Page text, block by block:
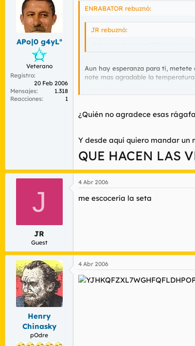
APo|0 g4yLº
Veterano
Registro
20 Feb 2006
Mensajes
1.318
Reacciones
1
ENRABATOR rebuznó:
JR rebuznó:
deberia estar permitido el
Aun hay esperanza para ti,
note mas agradable la
"por aqui esta calentita"
¿Quién no agradece esas
Y desde aquí quiero mandar un
QUE HACEN LAS
J
JR
Guest
4 Abr 2006
me escocería la seta
Henry
Chinasky
pOdre
4 Abr 2006